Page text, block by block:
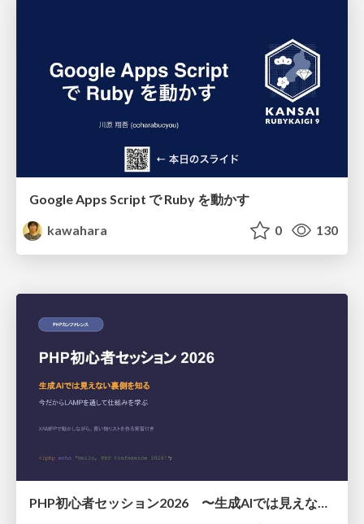
Google Apps Script で Ruby を動かす
kawahara
0 130